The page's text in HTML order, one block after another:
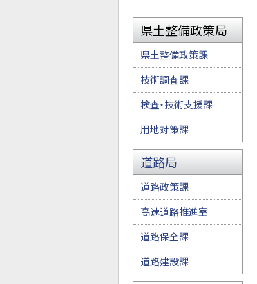
県土整備政策局
県土整備政策課
技術調査課
検査・技術支援課
用地対策課
道路局
道路政策課
高速道路推進室
道路保全課
道路建設課